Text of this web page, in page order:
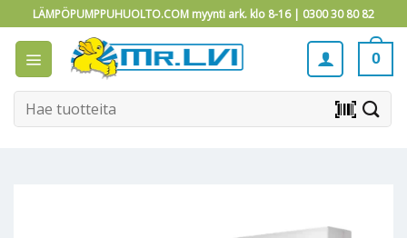
to
content
LÄMPÖPUMPPUHUOLTO.COM myynti ark. klo 8-16 | 0300 30 80 82
0
Etsi: barcode_scanner